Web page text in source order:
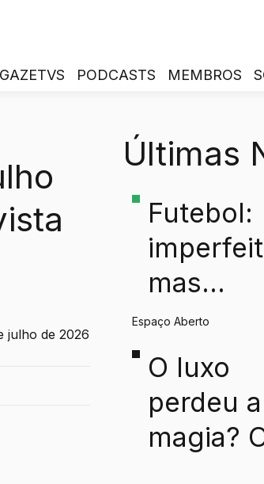
GAZETVS PODCASTS MEMBROS
julho de 2026
Últimas
Futebol:
mas
humano
Espaço Aberto
O luxo
perdeu a
magia?